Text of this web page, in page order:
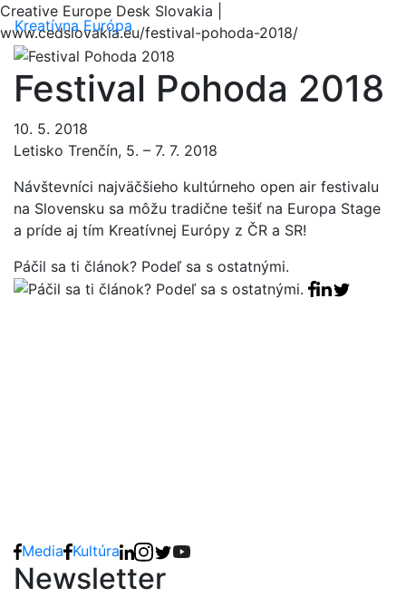
Creative Europe Desk Slovakia |
www.cedslovakia.eu/festival-pohoda-2018/
Kreatívna Európa
Festival Pohoda 2018
10. 5. 2018
Letisko Trenčín, 5. – 7. 7. 2018
Návštevníci najväčšieho kultúrneho open air festivalu
na Slovensku sa môžu tradične tešiť na Europa Stage
a príde aj tím Kreatívnej Európy z ČR a SR!
Páčil sa ti článok? Podeľ sa s ostatnými.
Facebook
Linkedin
Tweet
Media Kultúra
Newsletter